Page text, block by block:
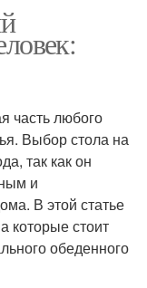
часть любого
Выбор стола на
так как он
и
В этой статье
которые стоит
обеденного